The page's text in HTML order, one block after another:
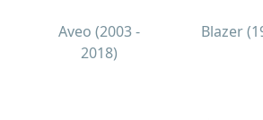
Aveo (2003 -
2018)
Blazer